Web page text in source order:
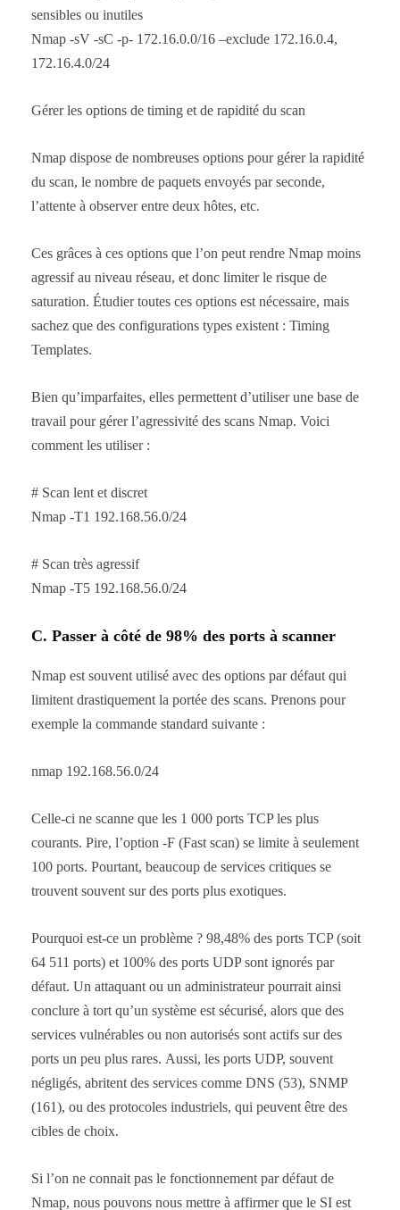
sensibles ou inutiles
Nmap -sV -sC -p- 172.16.0.0/16 –exclude 172.16.0.4,
172.16.4.0/24
Gérer les options de timing et de rapidité du scan
Nmap dispose de nombreuses options pour gérer la rapidité
du scan, le nombre de paquets envoyés par seconde,
l’attente à observer entre deux hôtes, etc.
Ces grâces à ces options que l’on peut rendre Nmap moins
agressif au niveau réseau, et donc limiter le risque de
saturation. Étudier toutes ces options est nécessaire, mais
sachez que des configurations types existent : Timing
Templates.
Bien qu’imparfaites, elles permettent d’utiliser une base de
travail pour gérer l’agressivité des scans Nmap. Voici
comment les utiliser :
# Scan lent et discret
Nmap -T1 192.168.56.0/24
# Scan très agressif
Nmap -T5 192.168.56.0/24
C. Passer à côté de 98% des ports à scanner
Nmap est souvent utilisé avec des options par défaut qui
limitent drastiquement la portée des scans. Prenons pour
exemple la commande standard suivante :
nmap 192.168.56.0/24
Celle-ci ne scanne que les 1 000 ports TCP les plus
courants. Pire, l’option -F (Fast scan) se limite à seulement
100 ports. Pourtant, beaucoup de services critiques se
trouvent souvent sur des ports plus exotiques.
Pourquoi est-ce un problème ? 98,48% des ports TCP (soit
64 511 ports) et 100% des ports UDP sont ignorés par
défaut. Un attaquant ou un administrateur pourrait ainsi
conclure à tort qu’un système est sécurisé, alors que des
services vulnérables ou non autorisés sont actifs sur des
ports un peu plus rares. Aussi, les ports UDP, souvent
négligés, abritent des services comme DNS (53), SNMP
(161), ou des protocoles industriels, qui peuvent être des
cibles de choix.
Si l’on ne connait pas le fonctionnement par défaut de
Nmap, nous pouvons nous mettre à affirmer que le SI est